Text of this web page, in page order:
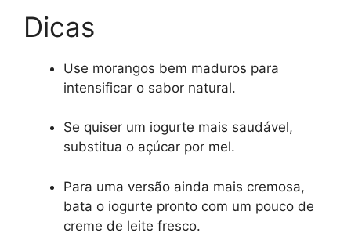
Dicas
Use morangos bem maduros para
intensificar o sabor natural.
Se quiser um iogurte mais saudável,
substitua o açúcar por mel.
Para uma versão ainda mais cremosa,
bata o iogurte pronto com um pouco de
creme de leite fresco.